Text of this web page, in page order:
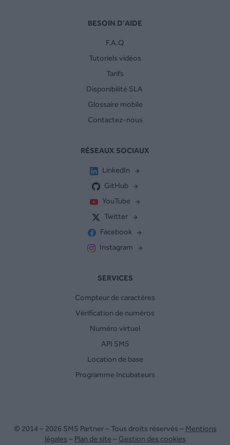
BESOIN D’AIDE
F.A.Q
Tutoriels vidéos
Tarifs
Disponibilité SLA
Glossaire mobile
Contactez-nous
RÉSEAUX SOCIAUX
LinkedIn
GitHub
YouTube
Twitter
Facebook
Instagram
SERVICES
Compteur de caractères
Vérification de numéros
Numéro virtuel
API SMS
Location de base
Programme Incubateurs
© 2014 – 2026 SMS Partner – Tous droits réservés – Mentions
légales – Plan de site – Gestion des cookies